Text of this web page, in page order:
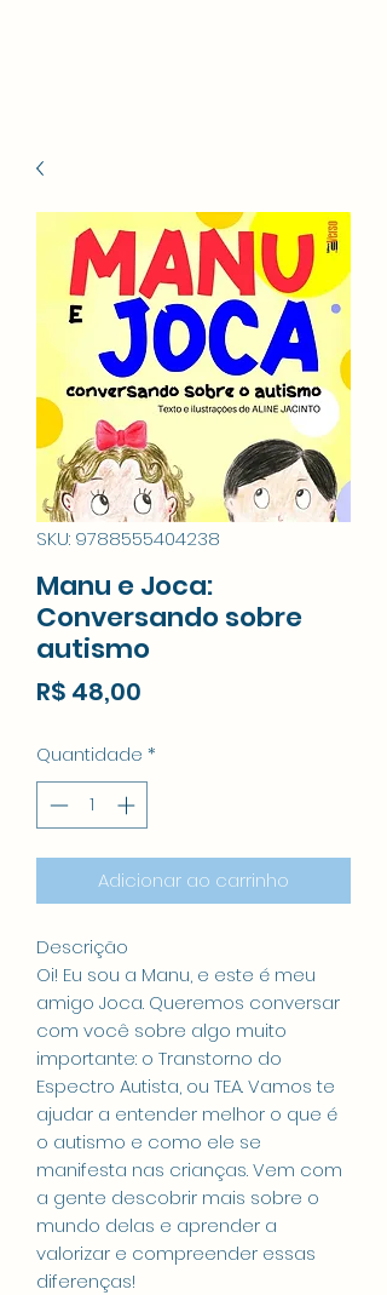
SKU: 9788555404238
Manu e Joca:
Conversando sobre
autismo
R$ 48,00
Quantidade *
Adicionar ao carrinho
Descrição
Oi! Eu sou a Manu, e este é meu
amigo Joca. Queremos conversar
com você sobre algo muito
importante: o Transtorno do
Espectro Autista, ou TEA. Vamos te
ajudar a entender melhor o que é
o autismo e como ele se
manifesta nas crianças. Vem com
a gente descobrir mais sobre o
mundo delas e aprender a
valorizar e compreender essas
diferenças!